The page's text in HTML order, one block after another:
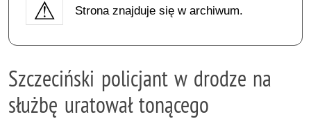
Strona znajduje się w archiwum.
Szczeciński policjant w drodze na
służbę uratował tonącego